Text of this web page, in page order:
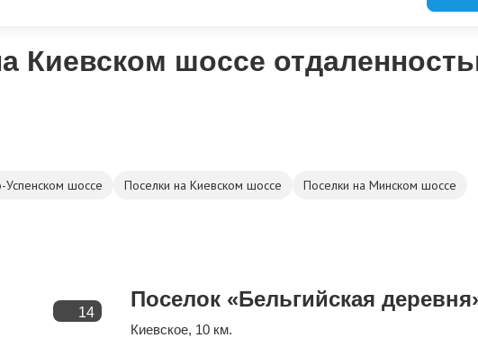
Киевском шоссе
Успенском шоссе Поселки на Киевском шоссе Поселки на Минском шоссе
14
Поселок «Бельгийская
Киевское, 10 км.